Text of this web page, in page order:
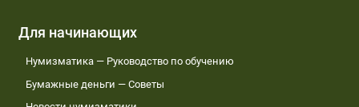
Для начинающих
Нумизматика — Руководство по обучению
Бумажные деньги — Советы